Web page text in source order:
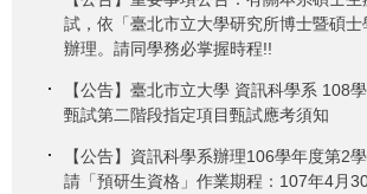
試，依「臺北市立大學研究所博士暨碩士
辦理。請同學務必掌握時程!!
【公告】臺北市立大學 資訊科學系 108
甄試第二階段指定項目甄試應考須知
【公告】資訊科學系辦理106學年度第2
請「預研生資格」作業期程：107年4月